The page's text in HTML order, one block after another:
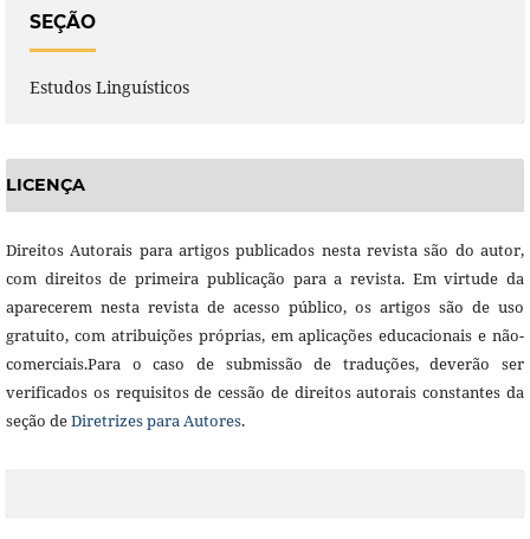
SEÇÃO
Estudos Linguísticos
LICENÇA
Direitos Autorais para artigos publicados nesta revista são do autor,
com direitos de primeira publicação para a revista. Em virtude da
aparecerem nesta revista de acesso público, os artigos são de uso
gratuito, com atribuições próprias, em aplicações educacionais e não-
comerciais.Para o caso de submissão de traduções, deverão ser
verificados os requisitos de cessão de direitos autorais constantes da
seção deDiretrizes para Autores.